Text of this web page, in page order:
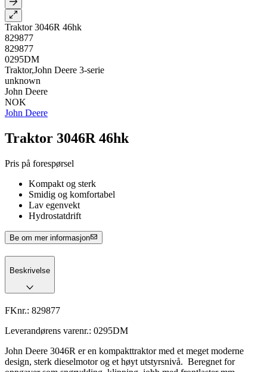
Traktor 3046R 46hk
829877
829877
0295DM
Traktor,John Deere 3-serie
unknown
John Deere
NOK
John Deere
Traktor 3046R 46hk
Pris på forespørsel
Kompakt og sterk
Smidig og komfortabel
Lav egenvekt
Hydrostatdrift
Be om mer informasjon
Beskrivelse
FKnr.: 829877
Leverandørens varenr.: 0295DM
John Deere 3046R er en kompakttraktor med et meget moderne
design, sterk dieselmotor og et høyt utstyrsnivå. Beregnet for